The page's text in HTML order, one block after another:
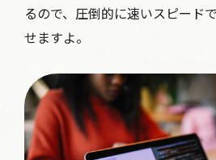
るので、圧倒的に速いスピード
せますよ。